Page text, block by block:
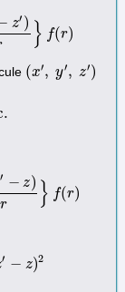
z′ ) } f(r)
} f(r)
(x′, y′, z′)
(x′, y , z′)
′ − z)
r } f(r)
r} f(r)
′ − z)2